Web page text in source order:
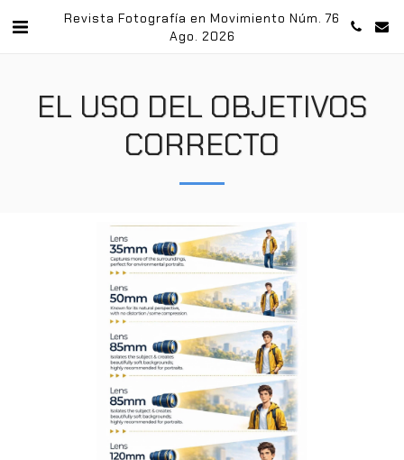
Revista Fotografía en Movimiento Núm. 76
Ago. 2026
EL USO DEL OBJETIVOS
CORRECTO